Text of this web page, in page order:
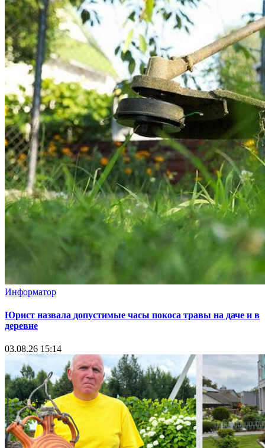
Информатор
Юрист назвала допустимые часы покоса травы на даче и в
деревне
03.08.26 15:14